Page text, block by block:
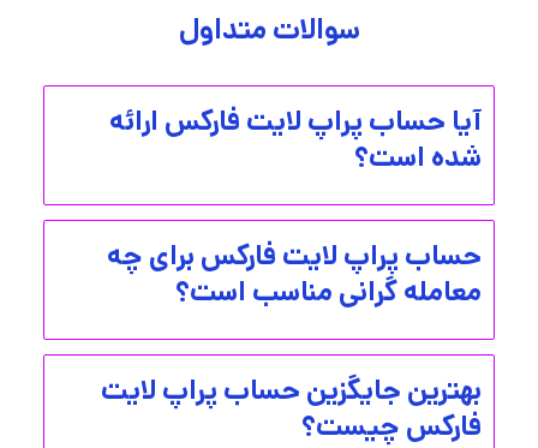
سوالات متداول
آیا حساب پراپ لایت فارکس ارائه
شده است؟
حساب پراپ لایت فارکس برای چه
معامله گرانی مناسب است؟
بهترین جایگزین حساب پراپ لایت
فارکس چیست؟